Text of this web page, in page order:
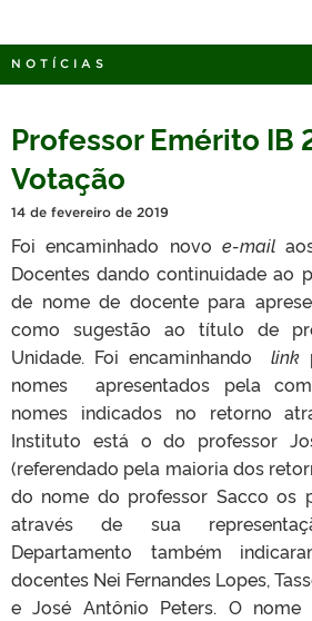
NOTÍCIAS
Professor Emérito IB
Votação
14 de fevereiro de 2019
Foi encaminhado novo e-mail
Docentes dando continuidade ao
de nome de docente para
como sugestão ao título de
Unidade. Foi encaminhando
link
nomes apresentados pela
nomes indicados no retorno
Instituto está o do professor
(referendado pela maioria dos
do nome do professor Sacco os
através de sua
Departamento também
docentes Nei Fernandes Lopes,
e José Antônio Peters. O nome